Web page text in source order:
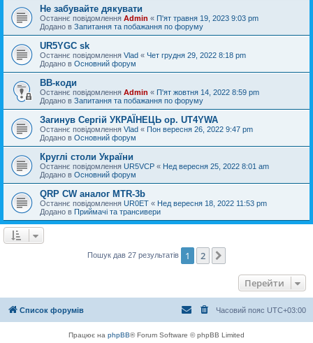
Не забувайте дякувати
Останнє повідомлення Admin « П'ят травня 19, 2023 9:03 pm
Додано в Запитання та побажання по форуму
UR5YGC sk
Останнє повідомлення Vlad « Чет грудня 29, 2022 8:18 pm
Додано в Основний форум
BB-коди
Останнє повідомлення Admin « П'ят жовтня 14, 2022 8:59 pm
Додано в Запитання та побажання по форуму
Загинув Сергій УКРАЇНЕЦЬ op. UT4YWA
Останнє повідомлення Vlad « Пон вересня 26, 2022 9:47 pm
Додано в Основний форум
Круглі столи України
Останнє повідомлення UR5VCP « Нед вересня 25, 2022 8:01 am
Додано в Основний форум
QRP CW аналог MTR-3b
Останнє повідомлення UR0ET « Нед вересня 18, 2022 11:53 pm
Додано в Приймачі та трансивери
Пошук дав 27 результатів 1 2
Перейти
Список форумів Часовий пояс UTC+03:00
Працює на phpBB® Forum Software © phpBB Limited